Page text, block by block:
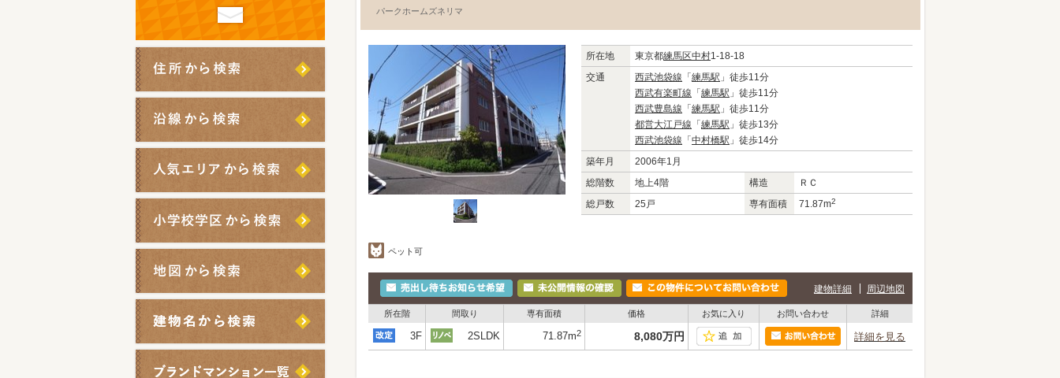
パークホームズネリマ
所在地 東京都練馬区中村1-18-18
交通
西武池袋線 「 練馬駅 」徒歩11分
西武有楽町線 「 練馬駅 」徒歩11分
西武豊島線 「 練馬駅 」徒歩11分
都営大江戸線 「 練馬駅 」徒歩13分
西武池袋線 「 中村橋駅 」徒歩14分
築年月
2006年1月
総階数
地上4階 構造
ＲＣ
総戸数
25戸 専有面積 71.87m2
ペット可
建物詳細 周辺地図
所在階 間取り 専有面積 価格 お気に入り お問い合わせ 詳細
3F 2SLDK 71.87m2 8,080万円 詳細を見る